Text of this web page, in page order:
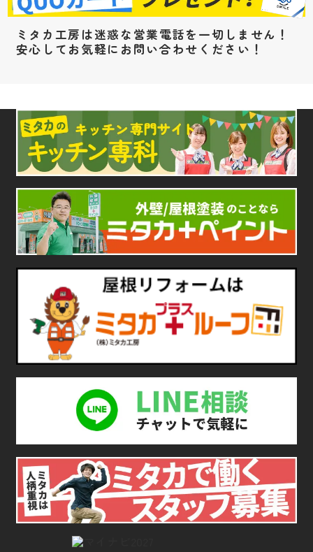
ミタカ工房は迷惑な営業電話を一切しません！
安心してお気軽にお問い合わせください！